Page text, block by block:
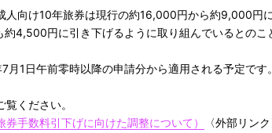
人向け10年旅券は現行の約16,000円から約9,000円
4,500円に引き下げるように取り組んでいるとのこ
月1日午前零時以降の申請分から適用される予定です。
ください。
手数料引下げに向けた調整について）
〈外部リンク